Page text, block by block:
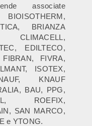
associate
BRIANZA
EDILTECO,
FIVRA,
ISOTEX,
KNAUF
BAU, PPG,
ROEFIX,
SAN MARCO,
e YTONG.